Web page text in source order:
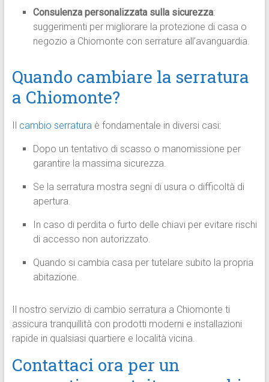
Consulenza personalizzata sulla sicurezza:
suggerimenti per migliorare la protezione di casa o
negozio a Chiomonte con serrature all’avanguardia.
Quando cambiare la serratura
a Chiomonte?
cambio serraturaè fondamentale in diversi casi:
Dopo un tentativo di scasso o manomissione per
garantire la massima sicurezza.
Se la serratura mostra segni di usura o difficoltà di
apertura.
In caso di perdita o furto delle chiavi per evitare rischi
di accesso non autorizzato.
Quando si cambia casa per tutelare subito la propria
abitazione.
Il nostro servizio di cambio serratura a Chiomonte ti
assicura tranquillità con prodotti moderni e installazioni
rapide in qualsiasi quartiere e località vicina.
Contattaci ora per un